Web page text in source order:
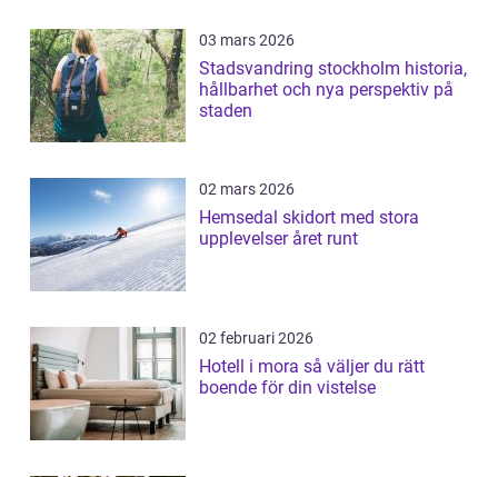
03 mars 2026
Stadsvandring stockholm historia,
hållbarhet och nya perspektiv på
staden
02 mars 2026
Hemsedal skidort med stora
upplevelser året runt
02 februari 2026
Hotell i mora så väljer du rätt
boende för din vistelse